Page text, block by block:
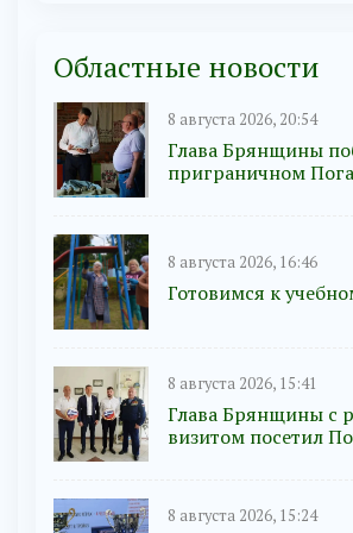
Областные новости
8 августа 2026, 20:54
Глава Брянщины
приграничном
8 августа 2026, 16:46
Готовимся к
8 августа 2026, 15:41
Глава Брянщины с
визитом посетил
8 августа 2026, 15:24